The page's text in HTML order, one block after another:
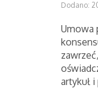
Dodano:
Umowa
artykuł